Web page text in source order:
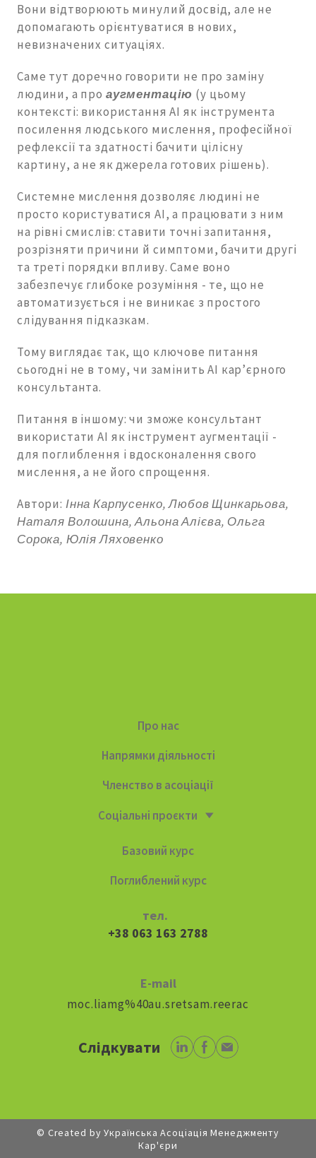
Вони відтворюють минулий досвід, але не
допомагають орієнтуватися в нових,
невизначених ситуаціях.
Саме тут доречно говорити не про заміну
людини, а про аугментацію (у цьому
контексті: використання AI як інструмента
посилення людського мислення, професійної
рефлексії та здатності бачити цілісну
картину, а не як джерела готових рішень).
Системне мислення дозволяє людині не
просто користуватися AI, а працювати з ним
на рівні смислів: ставити точні запитання,
розрізняти причини й симптоми, бачити другі
та треті порядки впливу. Саме воно
забезпечує глибоке розуміння - те, що не
автоматизується і не виникає з простого
слідування підказкам.
Тому виглядає так, що ключове питання
сьогодні не в тому, чи замінить AI кар’єрного
консультанта.
Питання в іншому: чи зможе консультант
використати AI як інструмент аугментації -
для поглиблення і вдосконалення свого
мислення, а не його спрощення.
Автори: Інна Карпусенко, Любов Щинкарьова,
Наталя Волошина, Альона Алієва, Ольга
Сорока, Юлія Ляховенко
Про нас
Напрямки діяльності
Членство в асоціації
Соціальні проєкти
Базовий курс
Поглиблений курс
тел.
+38 063 163 2788
E-mail
moc.liamg%40au.sretsam.reerac
Слідкувати
© Created by Українська Асоціація Менеджменту
Кар'єри